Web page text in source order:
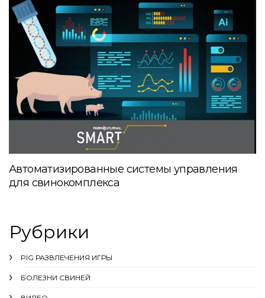
Автоматизированные системы управления
для свинокомплекса
Рубрики
PIG РАЗВЛЕЧЕНИЯ ИГРЫ
БОЛЕЗНИ СВИНЕЙ